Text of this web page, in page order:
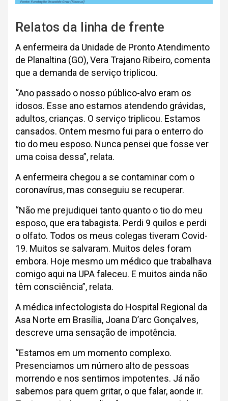
Relatos da linha de frente
A enfermeira da Unidade de Pronto Atendimento
de Planaltina (GO), Vera Trajano Ribeiro, comenta
que a demanda de serviço triplicou.
“Ano passado o nosso público-alvo eram os
idosos. Esse ano estamos atendendo grávidas,
adultos, crianças. O serviço triplicou. Estamos
cansados. Ontem mesmo fui para o enterro do
tio do meu esposo. Nunca pensei que fosse ver
uma coisa dessa”, relata.
A enfermeira chegou a se contaminar com o
coronavírus, mas conseguiu se recuperar.
“Não me prejudiquei tanto quanto o tio do meu
esposo, que era tabagista. Perdi 9 quilos e perdi
o olfato. Todos os meus colegas tiveram Covid-
19. Muitos se salvaram. Muitos deles foram
embora. Hoje mesmo um médico que trabalhava
comigo aqui na UPA faleceu. E muitos ainda não
têm consciência”, relata.
A médica infectologista do Hospital Regional da
Asa Norte em Brasília, Joana D’arc Gonçalves,
descreve uma sensação de impotência.
“Estamos em um momento complexo.
Presenciamos um número alto de pessoas
morrendo e nos sentimos impotentes. Já não
sabemos para quem gritar, o que falar, aonde ir.